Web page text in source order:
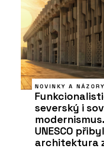
NOVINKY A NÁZORY
severský i
UNESCO
architektura